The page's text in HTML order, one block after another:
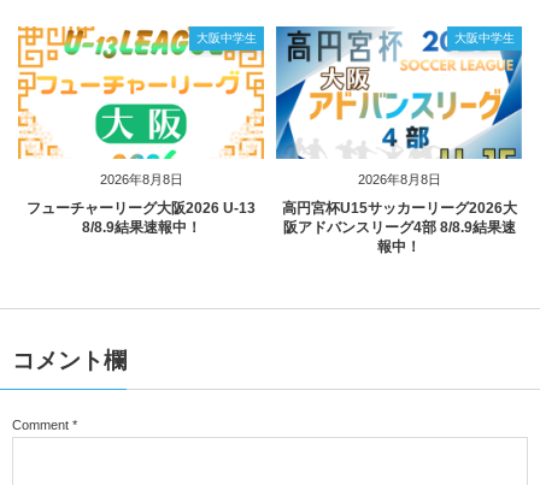
2026年8月8日
大阪中学生
フューチャーリーグ大阪2026 U-13
8/8.9結果速報中！
2026年8月8日
大阪中学生
高円宮杯U15サッカーリーグ2026大
阪アドバンスリーグ4部 8/8.9結果速
報中！
コメント欄
Comment *